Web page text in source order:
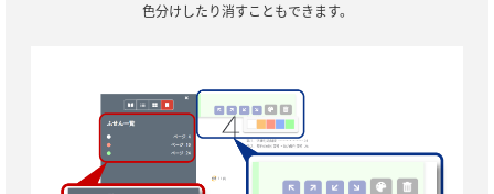
色分けしたり消すこともできます。